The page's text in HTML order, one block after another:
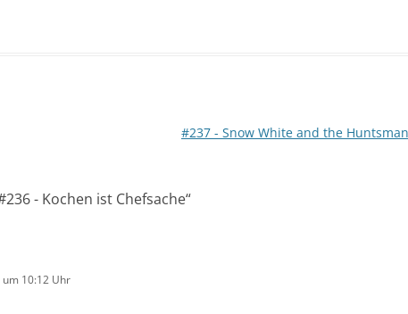
#237 - Snow White and the Huntsman
- Kochen ist Chefsache“
um 10:12 Uhr